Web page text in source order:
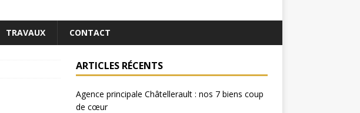
TRAVAUX CONTACT
ARTICLES RÉCENTS
Agence principale Châtellerault : nos 7 biens coup
de cœur